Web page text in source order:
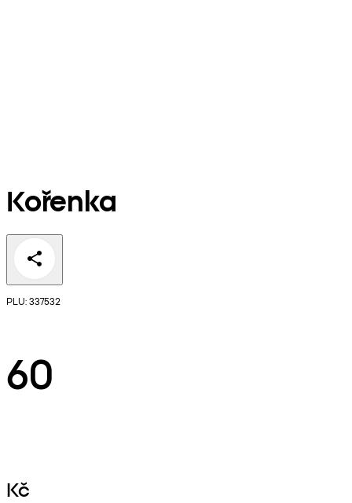
Kořenka
PLU: 337532
60
Kč